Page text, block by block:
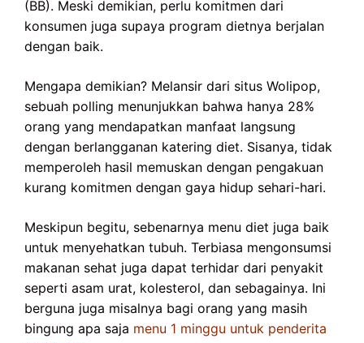
(BB). Meski demikian, perlu komitmen dari
konsumen juga supaya program dietnya berjalan
dengan baik.
Mengapa demikian? Melansir dari situs Wolipop,
sebuah polling menunjukkan bahwa hanya 28%
orang yang mendapatkan manfaat langsung
dengan berlangganan katering diet. Sisanya, tidak
memperoleh hasil memuskan dengan pengakuan
kurang komitmen dengan gaya hidup sehari-hari.
Meskipun begitu, sebenarnya menu diet juga baik
untuk menyehatkan tubuh. Terbiasa mengonsumsi
makanan sehat juga dapat terhidar dari penyakit
seperti asam urat, kolesterol, dan sebagainya. Ini
berguna juga misalnya bagi orang yang masih
bingung apa saja menu 1 minggu untuk penderita